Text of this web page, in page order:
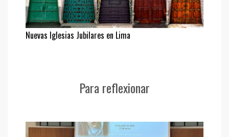
Nuevas Iglesias Jubilares en Lima
Para reflexionar